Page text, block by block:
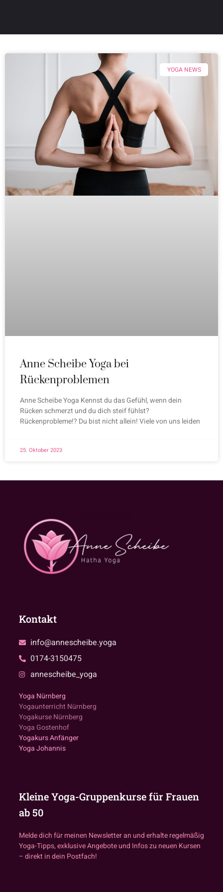
YOGA NEWS
Anne Scheibe Yoga bei
Rückenproblemen
Anne Scheibe Yoga Kennst du das Gefühl, wenn dein
Rücken schmerzt und du dich steif fühlst?
Rückenprobleme!? Du bist nicht allein! Viele von uns leiden
25. Oktober 2023
Kontakt
info@annescheibe.yoga
0174-3150475
annescheibe_yoga
Yoga Nürnberg
Yogaunterricht Nürnberg
Yogakurse Nürnberg
Yoga Gostenhof
Yogakurs Anfänger
Yoga Johannis
Kleine Yoga-Gruppenkurse für Frauen
ab 50
Melde dich für meinen Newsletter an und erhalte regelmäßig
Yoga-Tipps, exklusive Angebote und Infos zu neuen Kursen
– direkt in dein Postfach!